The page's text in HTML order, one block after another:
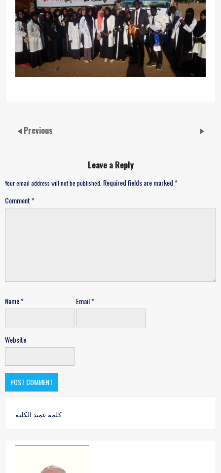
Previous
Leave a Reply
Your email address will not be published. Required fields are marked*
Comment*
Name* Email*
Website
كلمة عميد الكلية